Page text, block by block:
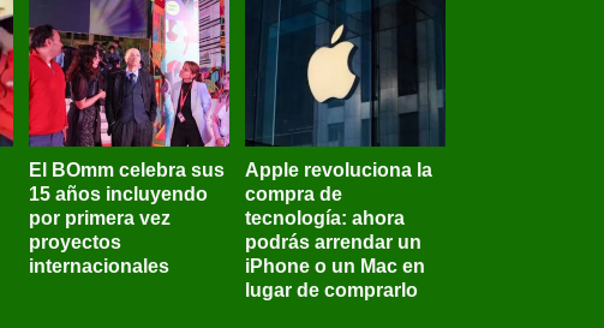
El BOmm celebra sus
15 años incluyendo
por primera vez
proyectos
internacionales
Apple revoluciona la
compra de
tecnología: ahora
podrás arrendar un
iPhone o un Mac en
lugar de comprarlo